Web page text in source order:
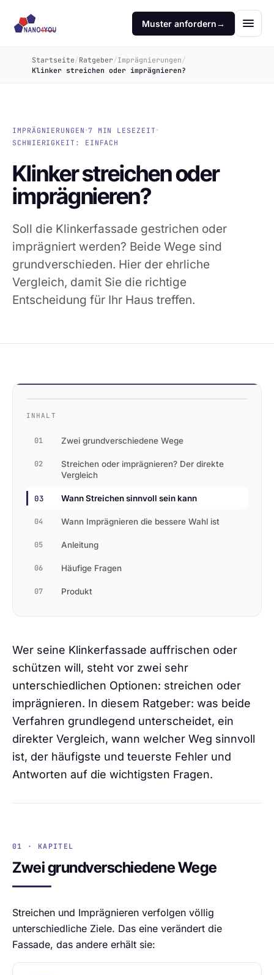
Muster anfordern→
Startseite /Ratgeber /Imprägnierungen /
Klinker streichen oder imprägnieren?
IMPRÄGNIERUNGEN · 7 MIN LESEZEIT·
SCHWIERIGKEIT: EINFACH
Klinker streichen oder
imprägnieren?
Soll die Klinkerfassade gestrichen oder
imprägniert werden? Beide Wege sind
grundverschieden. Hier der ehrliche
Vergleich, damit Sie die richtige
Entscheidung für Ihr Haus treffen.
INHALT
01 Zwei grundverschiedene Wege
02
Streichen oder imprägnieren? Der direkte
Vergleich
03 Wann Streichen sinnvoll sein kann
04 Wann Imprägnieren die bessere Wahl ist
05 Anleitung
06 Häufige Fragen
07 Produkt
Wer seine Klinkerfassade auffrischen oder
schützen will, steht vor zwei sehr
unterschiedlichen Optionen: streichen oder
imprägnieren. In diesem Ratgeber: was beide
Verfahren grundlegend unterscheidet, ein
direkter Vergleich, wann welcher Weg sinnvoll
ist, der häufigste und teuerste Fehler und
Antworten auf die wichtigsten Fragen.
01 · KAPITEL
Zwei grundverschiedene Wege
Streichen und Imprägnieren verfolgen völlig
unterschiedliche Ziele. Das eine verändert die
Fassade, das andere erhält sie: